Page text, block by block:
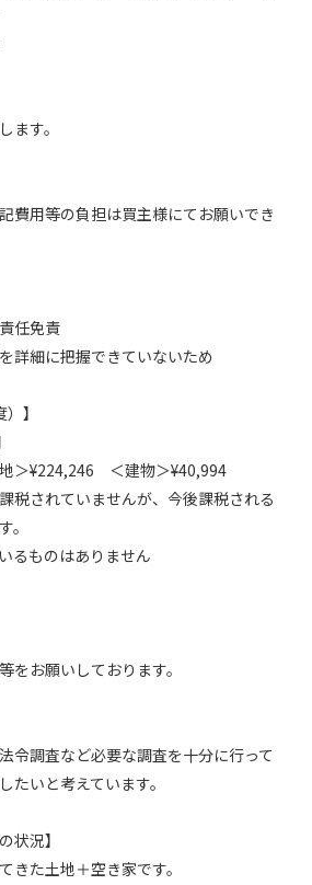
ます。
費用等の負担は買主様にてお願いでき
任免責
詳細に把握できていないため
】
＞¥224,246 ＜建物＞¥40,994
税されていませんが、今後課税される
。
るものはありません
お願いしております。
令調査など必要な調査を十分に行って
たいと考えています。
状況】
きた土地＋空き家です。